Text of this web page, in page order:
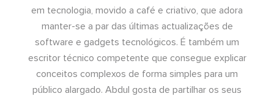
em tecnologia, movido a café e criativo, que adora
manter-se a par das últimas actualizações de
software e gadgets tecnológicos. É também um
escritor técnico competente que consegue explicar
conceitos complexos de forma simples para um
público alargado. Abdul gosta de partilhar os seus